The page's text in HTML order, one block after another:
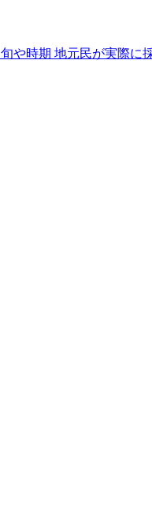
や時期 地元民が実際に